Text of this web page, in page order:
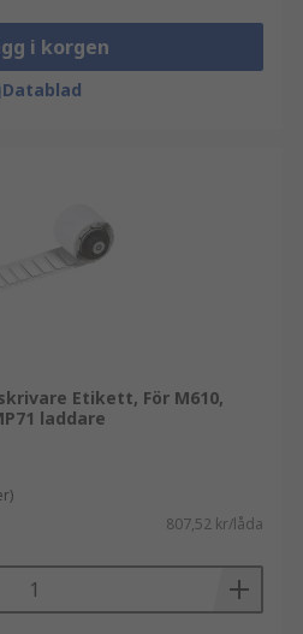
i korgen
Datablad
Etikett, För M610,
laddare
807,52 kr/låda